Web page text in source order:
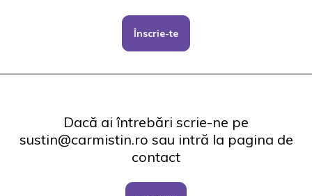
Înscrie-te
Dacă ai întrebări scrie-ne pe
sustin@carmistin.ro sau intră la pagina de
contact